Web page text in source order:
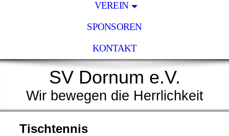
VEREIN
SPONSOREN
KONTAKT
SV Dornum e.V.
Wir bewegen die Herrlichkeit
Tischtennis